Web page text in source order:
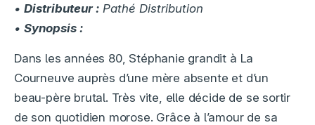
• Distributeur : Pathé Distribution
• Synopsis :
Dans les années 80, Stéphanie grandit à La
Courneuve auprès d’une mère absente et d’un
beau-père brutal. Très vite, elle décide de se sortir
de son quotidien morose. Grâce à l’amour de sa